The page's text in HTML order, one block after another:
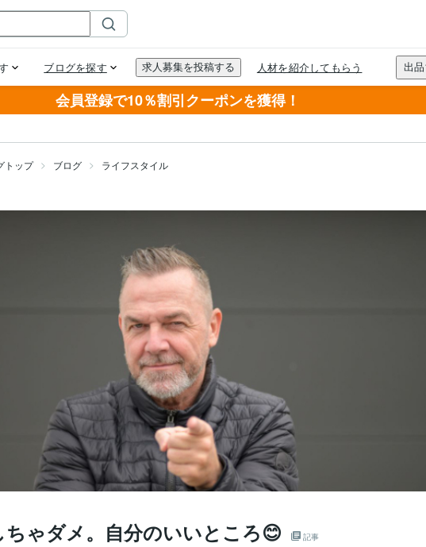
会員登録で10％割引クーポンを獲得！
トップ ブログ ライフスタイル
ゃダメ。自分のいいところ😊 記事